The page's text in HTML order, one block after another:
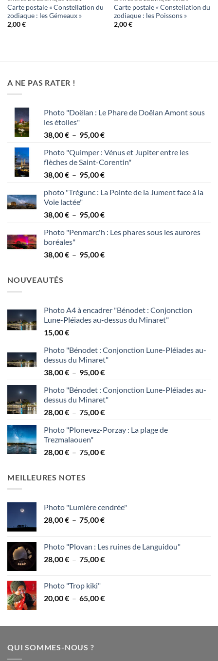
Carte postale « Constellation du
zodiaque : les Gémeaux »
2,00€
Carte postale « Constellation du
zodiaque : les Poissons »
2,00€
A NE PAS RATER !
Photo "Doëlan : Le Phare de Doëlan Amont sous
les étoiles"
38,00€ – 95,00€Plage
prix :
38,00 €
à
Photo "Quimper : Vénus et Jupiter entre les
flèches de Saint-Corentin"
38,00€ – 95,00€Plage
prix :
à
photo "Trégunc : La Pointe de la Jument face à la
Voie lactée"
38,00€ – 95,00€Plage
prix :
à
Photo "Penmarc'h : Les phares sous les aurores
boréales"
38,00€ – 95,00€Plage
NOUVEAUTÉS
Photo A4 à encadrer "Bénodet : Conjonction
Lune-Pléiades au-dessus du Minaret"
15,00€
Photo "Bénodet : Conjonction Lune-Pléiades au-
dessus du Minaret"
38,00€ – 95,00€Plage
prix :
38,00 €
à
Photo "Bénodet : Conjonction Lune-Pléiades au-
dessus du Minaret"
28,00€ – 75,00€Plage
prix :
à
Photo "Plonevez-Porzay : La plage de
Trezmalaouen"
28,00€ – 75,00€Plage
75,00 €
MEILLEURES NOTES
Photo "Lumière cendrée"
28,00€ – 75,00€Plage
28,00 €
à
Photo "Plovan : Les ruines de Languidou"
28,00€ – 75,00€Plage
à
Photo "Trop kiki"
20,00€ – 65,00€Plage
20,00 €
QUI SOMMES-NOUS ?